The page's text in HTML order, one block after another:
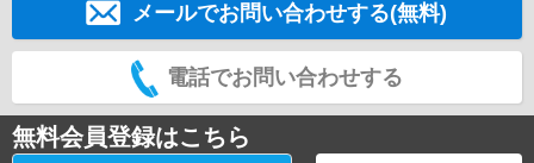
メールでお問い合わせする(無料)
電話でお問い合わせする
無料会員登録はこちら